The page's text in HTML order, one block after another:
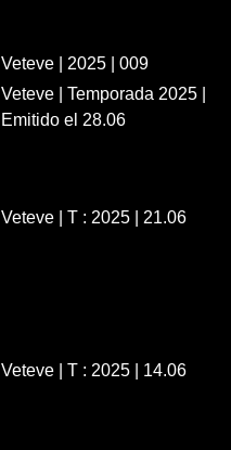
Veteve | 2025 | 009
Veteve | Temporada 2025 |
Emitido el 28.06
Veteve | T : 2025 | 21.06
Veteve | T : 2025 | 14.06